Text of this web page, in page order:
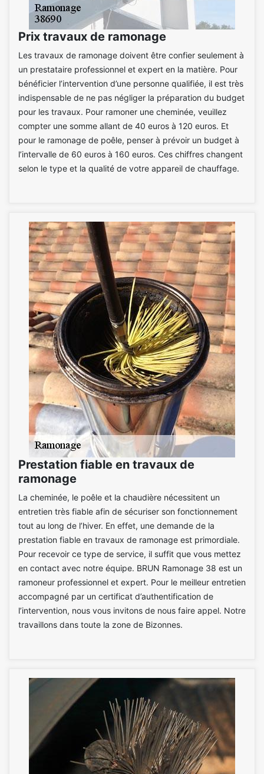
Prix travaux de ramonage
Les travaux de ramonage doivent être confier seulement à
un prestataire professionnel et expert en la matière. Pour
bénéficier l’intervention d’une personne qualifiée, il est très
indispensable de ne pas négliger la préparation du budget
pour les travaux. Pour ramoner une cheminée, veuillez
compter une somme allant de 40 euros à 120 euros. Et
pour le ramonage de poêle, penser à prévoir un budget à
l’intervalle de 60 euros à 160 euros. Ces chiffres changent
selon le type et la qualité de votre appareil de chauffage.
Prestation fiable en travaux de
ramonage
La cheminée, le poêle et la chaudière nécessitent un
entretien très fiable afin de sécuriser son fonctionnement
tout au long de l’hiver. En effet, une demande de la
prestation fiable en travaux de ramonage est primordiale.
Pour recevoir ce type de service, il suffit que vous mettez
en contact avec notre équipe. BRUN Ramonage 38 est un
ramoneur professionnel et expert. Pour le meilleur entretien
accompagné par un certificat d’authentification de
l’intervention, nous vous invitons de nous faire appel. Notre
travaillons dans toute la zone de Bizonnes.